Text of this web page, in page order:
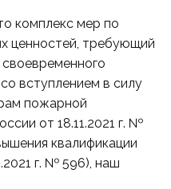
комплекс мер по
ценностей, требующий
вступлением в силу
пожарной
от 18.11.2021 г. №
квалификации
г. № 596), наш